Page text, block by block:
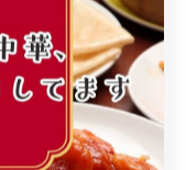
Categories